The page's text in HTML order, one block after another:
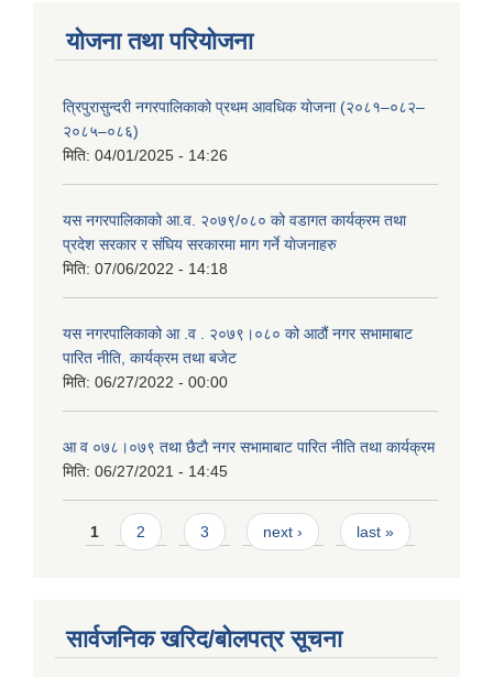
योजना तथा परियोजना
त्रिपुरासुन्दरी नगरपालिकाको प्रथम आवधिक योजना (२०८१–०८२–
२०८५–०८६)
मिति: 04/01/2025 - 14:26
यस नगरपालिकाको आ.व. २०७९/०८० को वडागत कार्यक्रम तथा
प्रदेश सरकार र संघिय सरकारमा माग गर्ने याेजनाहरु
मिति: 07/06/2022 - 14:18
यस नगरपालिकाको आ‍ .व . २०७९।०८० को आठौं नगर सभामाबाट
पारित नीति, कार्यक्रम तथा बजेट
मिति: 06/27/2022 - 00:00
आ‍ व ०७८।०७९ तथा छैटाै नगर सभामाबाट पारित नीति तथा कार्यक्रम
मिति: 06/27/2021 - 14:45
Pages
1 2 3 next › last »
सार्वजनिक खरिद/बोलपत्र सूचना